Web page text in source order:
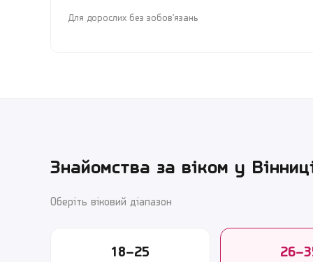
Для дорослих без зобов’язань
Знайомства за віком у
Оберіть віковий діапазон
18–25